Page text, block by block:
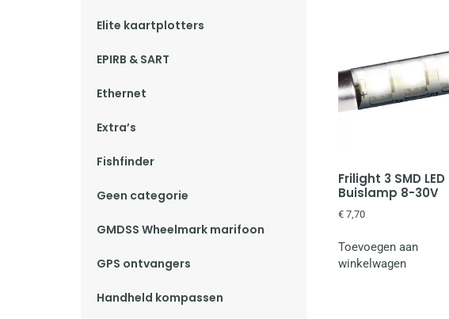
Elite kaartplotters
EPIRB & SART
Ethernet
Extra’s
Fishfinder
Geen categorie
GMDSS Wheelmark marifoon
GPS ontvangers
Handheld kompassen
Frilight 3 SMD LED
Buislamp 8-30V
€ 7,70
Toevoegen aan
winkelwagen